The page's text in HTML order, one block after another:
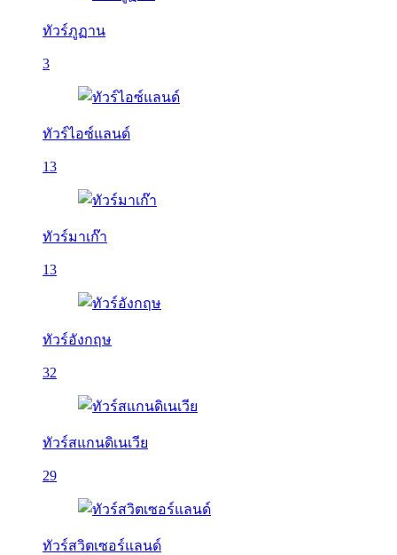
ทัวร์ภูฏาน
3
ทัวร์ไอซ์แลนด์
13
ทัวร์มาเก๊า
13
ทัวร์อังกฤษ
32
ทัวร์สแกนดิเนเวีย
29
ทัวร์สวิตเซอร์แลนด์